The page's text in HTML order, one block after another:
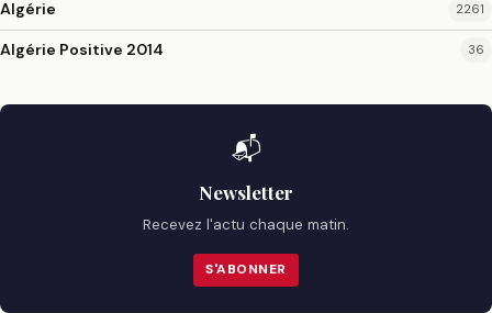
Algérie 2261
Algérie Positive 2014 36
📬
Newsletter
Recevez l'actu chaque matin.
S'ABONNER